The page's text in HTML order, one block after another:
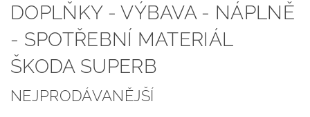
DOPLŇKY - VÝBAVA - NÁPLNĚ
- SPOTŘEBNÍ MATERIÁL
ŠKODA SUPERB
NEJPRODÁVANĚJŠÍ